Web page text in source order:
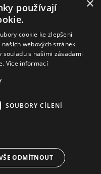
práva vyhrazena.
údajů
ve video archivu
grafické podklady z
používají
cookie ke zlepšení
webových stránek
souladu s našimi zásadami
Více informací
SOUBORY CÍLENÍ
ODMÍTNOUT